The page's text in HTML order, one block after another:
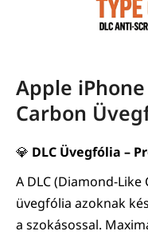
Apple
Carbon
💎 DLC Üvegfólia –
A DLC (Diamond-
üvegfólia azoknak
a szokásossal.